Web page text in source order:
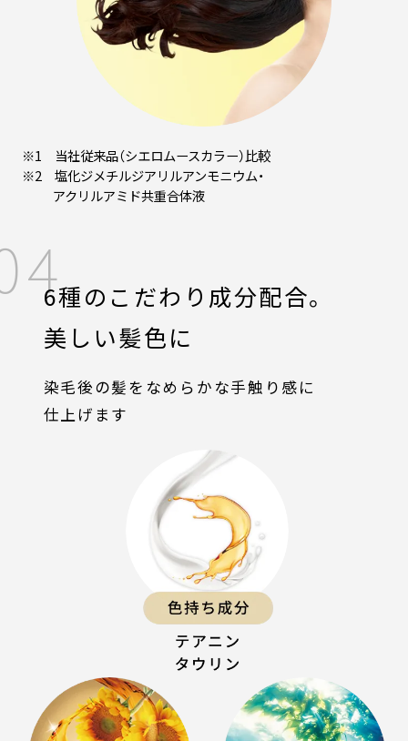
※1 当社従来品（シエロムースカラー）比較
※2 塩化ジメチルジアリルアンモニウム・
アクリルアミド共重合体液
6種のこだわり成分配合。
美しい髪色に
染毛後の髪をなめらかな手触り感に
仕上げます